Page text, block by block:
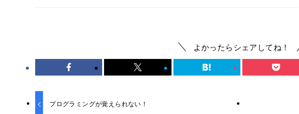
よかったらシェアしてね！
プログラミングが覚えられない！